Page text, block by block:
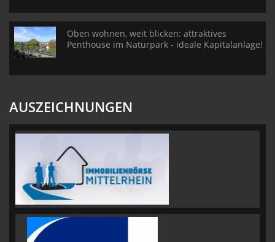
Oben wohnen, weit blicken: attraktives
Penthouse im Naturpark - ideale Kapitalanlage!
AUSZEICHNUNGEN